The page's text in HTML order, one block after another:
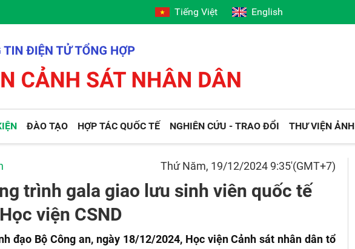
Tiếng Việt English
ĐÀO TẠO HỢP TÁC QUỐC TẾ NGHIÊN CỨU - TRAO ĐỔI THƯ VIỆN ẢNH
Thứ Năm, 19/12/2024 9:35'(GMT+7)
trình gala giao lưu sinh viên quốc tế
viện CSND
đạo Bộ Công an, ngày 18/12/2024, Học viện Cảnh sát nhân dân tổ